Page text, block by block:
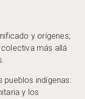
y orígenes;
más allá
pueblos indígenas:
y los